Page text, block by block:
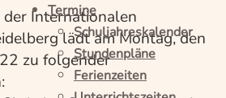
Termine
Schuljahreskalender
Stundenpläne
Ferienzeiten
Internationalen
lädt am Montag, den
zu folgender